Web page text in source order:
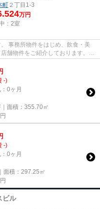
町 ２丁目1-3
万円
： 2室
事務所物件をはじめ、飲食・美
舗物件をご紹介しております。
-)
0ヶ月
面積：355.70㎡
-)
0ヶ月
面積：297.25㎡
ビル